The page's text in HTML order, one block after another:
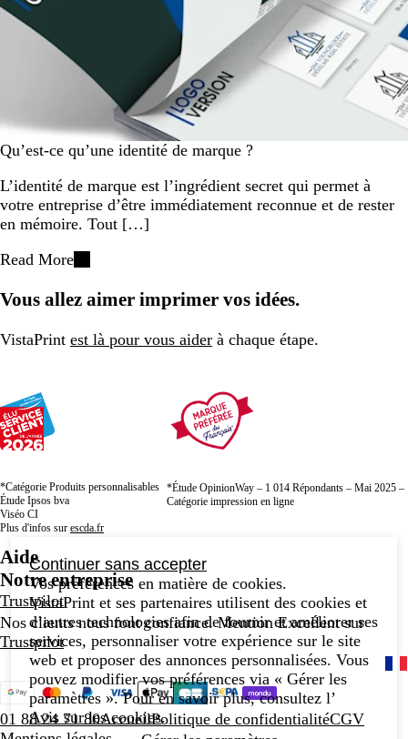
Qu’est-ce qu’une identité de marque ?
L’identité de marque est l’ingrédient secret qui permet à
votre entreprise d’être immédiatement reconnue et de rester
en mémoire. Tout […]
Read More
Vous allez aimer imprimer vos idées.
VistaPrint est là pour vous aider à chaque étape.
*Catégorie Produits personnalisables
Étude Ipsos bva
Viséo CI
Plus d'infos sur escda.fr
*Étude OpinionWay – 1 014 Répondants – Mai 2025 –
Catégorie impression en ligne
Aide
Notre entreprise
Trustpilot
Nos clients nous font confiance. Mention Excellent sur
Trustpilot
01 88 24 71 80AccueilPolitique de confidentialitéCGV
Continuer sans accepter
Vos préférences en matière de cookies.
VistaPrint et ses partenaires utilisent des cookies et
d’autres technologies afin de fournir et améliorer ses
services, personnaliser votre expérience sur le site
web et proposer des annonces personnalisées. Vous
pouvez modifier vos préférences via « Gérer les
paramètres ». Pour en savoir plus, consultez l’
Avis sur les cookies.